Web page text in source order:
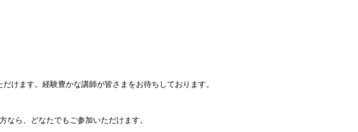
けます。経験豊かな講師が皆さまをお待ちしております。
なら、どなたでもご参加いただけます。